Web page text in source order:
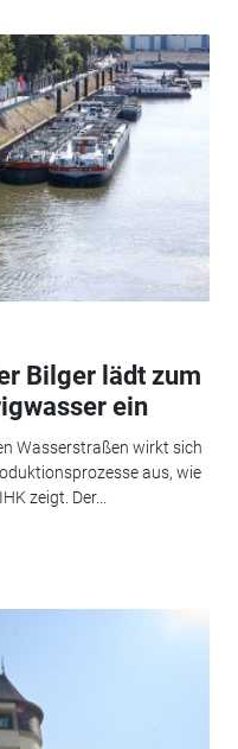
Bilger lädt zum
ein
Wasserstraßen wirkt sich
aus, wie
zeigt. Der...